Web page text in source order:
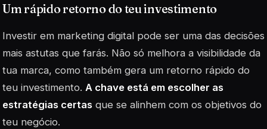
Um rápido retorno do teu investimento
Investir em marketing digital pode ser uma das decisões
mais astutas que farás. Não só melhora a visibilidade da
tua marca, como também gera um retorno rápido do
teu investimento. A chave está em escolher as
estratégias certas que se alinhem com os objetivos do
teu negócio.